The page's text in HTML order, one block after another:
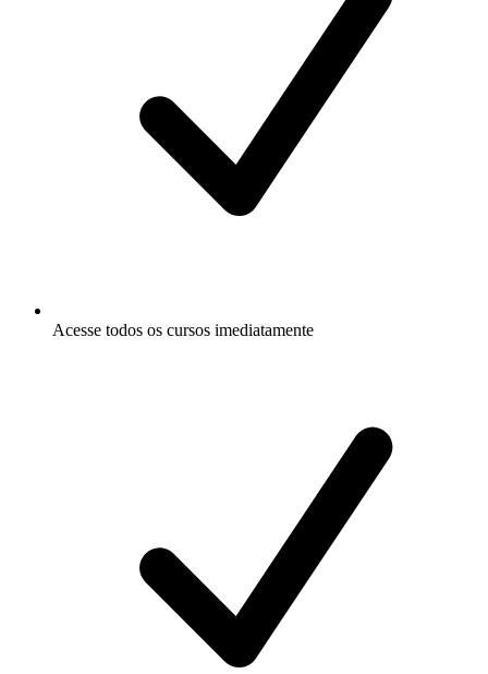
Acesse todos os cursos imediatamente